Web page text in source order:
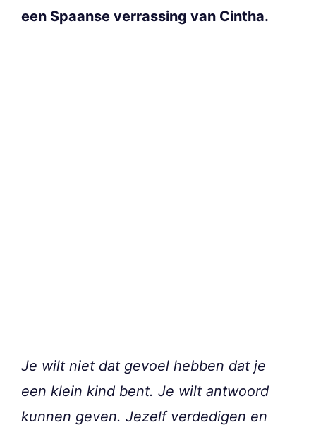
een Spaanse verrassing van Cintha.
Je wilt niet dat gevoel hebben dat je
een klein kind bent. Je wilt antwoord
kunnen geven. Jezelf verdedigen en